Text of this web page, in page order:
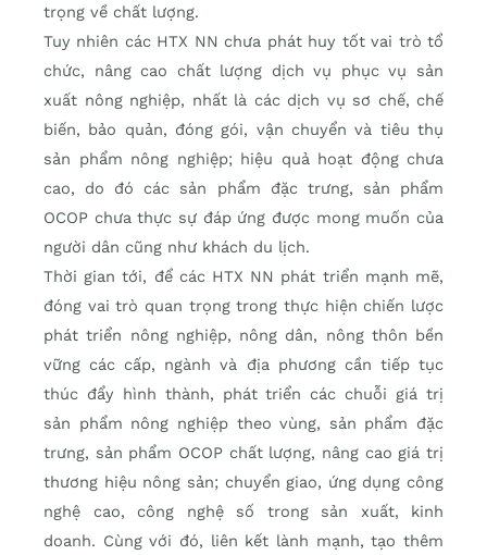
trọng về chất lượng.
Tuy nhiên các HTX NN chưa phát huy tốt vai trò tổ
chức, nâng cao chất lượng dịch vụ phục vụ sản
xuất nông nghiệp, nhất là các dịch vụ sơ chế, chế
biến, bảo quản, đóng gói, vận chuyển và tiêu thụ
sản phẩm nông nghiệp; hiệu quả hoạt động chưa
cao, do đó các sản phẩm đặc trưng, sản phẩm
OCOP chưa thực sự đáp ứng được mong muốn của
người dân cũng như khách du lịch.
Thời gian tới, để các HTX NN phát triển mạnh mẽ,
đóng vai trò quan trọng trong thực hiện chiến lược
phát triển nông nghiệp, nông dân, nông thôn bền
vững các cấp, ngành và địa phương cần tiếp tục
thúc đẩy hình thành, phát triển các chuỗi giá trị
sản phẩm nông nghiệp theo vùng, sản phẩm đặc
trưng, sản phẩm OCOP chất lượng, nâng cao giá trị
thương hiệu nông sản; chuyển giao, ứng dụng công
nghệ cao, công nghệ số trong sản xuất, kinh
doanh. Cùng với đó, liên kết lành mạnh, tạo thêm